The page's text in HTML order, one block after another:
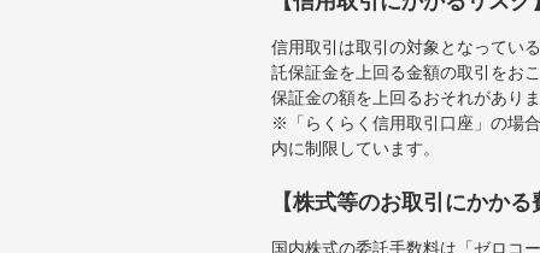
信用取引は取引の対象となってい
託保証金を上回る金額の取引をお
保証金の額を上回るおそれがあり
※「らくらく信用取引口座」の場
内に制限しています。
【株式等のお取引にかかる
国内株式の委託手数料は「ゼロコ